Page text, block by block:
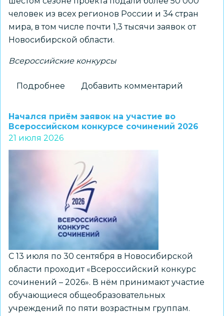
человек из всех регионов России и 34 стран
мира, в том числе почти 1,3 тысячи заявок от
Новосибирской области.
Всероссийские конкурсы
Подробнее
регистрация
в
образования»
для
участников
из
Новосибирской
области
Добавить комментарий
Начался приём заявок на участие во
Всероссийском конкурсе сочинений 2026
21 июля 2026
С 13 июля по 30 сентября в Новосибирской
области проходит «Всероссийский конкурс
сочинений – 2026». В нём принимают участие
обучающиеся общеобразовательных
учреждений по пяти возрастным группам.